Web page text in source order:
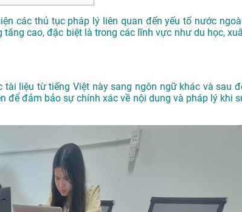
các thủ tục pháp lý liên quan đến yếu tố nước
cao, đặc biệt là trong các lĩnh vực như du học,
liệu từ tiếng Việt này sang ngôn ngữ khác và sau
để đảm bảo sự chính xác về nội dung và pháp lý khi